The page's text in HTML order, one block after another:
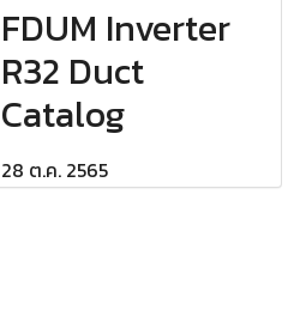
FDUM Inverter
R32 Duct
Catalog
28 ต.ค. 2565